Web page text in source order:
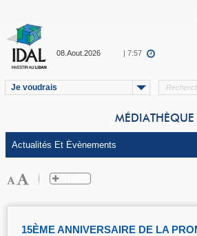
08.Aout.2026 | 7:57
Je voudrais
MÉDIATHÈQUE
15ÈME ANNIVERSAIRE DE LA